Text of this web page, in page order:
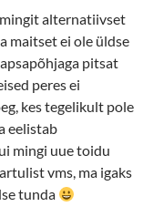
alternatiivset
maitset ei ole üldse
pitsat
peres ei
kes tegelikult pole
eelistab
mingi uue toidu
vms, ma igaks
tunda